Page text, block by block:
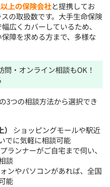
上の保険会社と提携してお
の取扱数です。大手生命保険
広くカバーしているため、
障を求める方まで、多様な
・オンライン相談もOK！
3つの相談方法から選択でき
ショッピングモールや駅近
でに気軽に相談可能
ランナーがご自宅まで伺い、
談
ンやパソコンがあれば、全国
能